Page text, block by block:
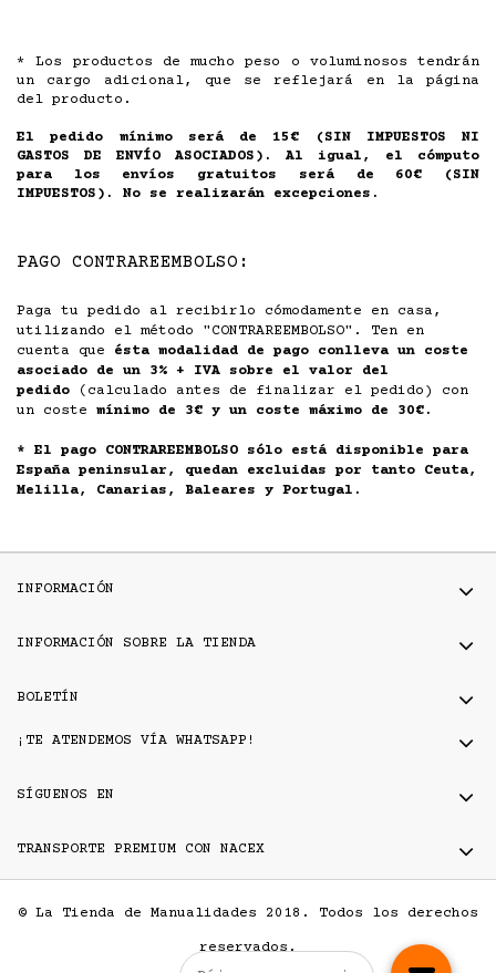
* Los productos de mucho peso o voluminosos tendrán
un cargo adicional, que se reflejará en la página
del producto.
El pedido mínimo será de 15€ (SIN IMPUESTOS NI
GASTOS DE ENVÍO ASOCIADOS). Al igual, el cómputo
para los envíos gratuitos será de 60€ (SIN
IMPUESTOS).
No se realizarán excepciones.
PAGO CONTRAREEMBOLSO:
Paga tu pedido al recibirlo cómodamente en casa,
utilizando el método "CONTRAREEMBOLSO". Ten en
cuenta que ésta modalidad de pago conlleva un coste
asociado de un 3% + IVA sobre el valor del
pedido (calculado antes de finalizar el pedido) con
un coste mínimo de 3€ y un coste máximo de 30€.
* El pago CONTRAREEMBOLSO sólo está disponible para
España peninsular, quedan excluidas por tanto Ceuta,
Melilla, Canarias, Baleares y Portugal.
INFORMACIÓN
INFORMACIÓN SOBRE LA TIENDA
BOLETÍN
¡TE ATENDEMOS VÍA WHATSAPP!
SÍGUENOS EN
TRANSPORTE PREMIUM CON NACEX
© La Tienda de Manualidades 2018. Todos los derechos
reservados.